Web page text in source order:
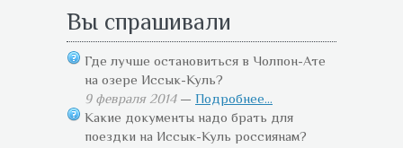
Вы спрашивали
Где лучше остановиться в Чолпон-Ате
на озере Иссык-Куль?
9 февраля 2014— Подробнее...
Какие документы надо брать для
поездки на Иссык-Куль россиянам?